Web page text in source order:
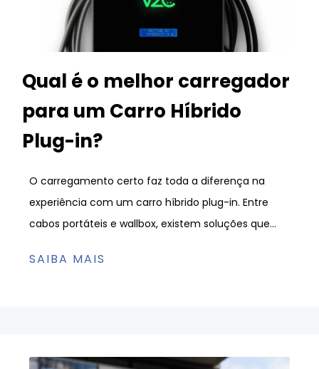
Qual é o melhor carregador
para um Carro Híbrido
Plug-in?
O carregamento certo faz toda a diferença na
experiência com um carro híbrido plug-in. Entre
cabos portáteis e wallbox, existem soluções que...
SAIBA MAIS